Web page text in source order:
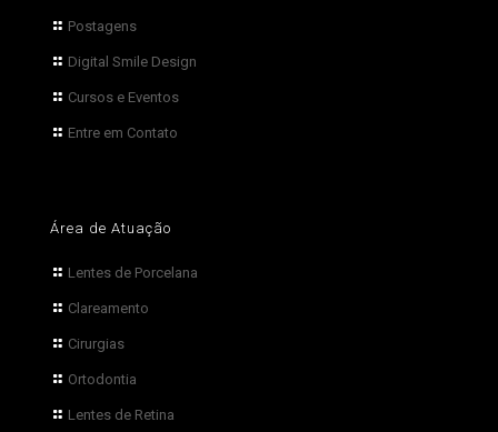
Postagens
Digital Smile Design
Cursos e Eventos
Entre em Contato
Área de Atuação
Lentes de Porcelana
Clareamento
Cirurgias
Ortodontia
Lentes de Retina